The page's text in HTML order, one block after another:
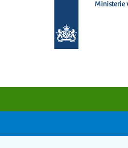
homepage
Ministerie